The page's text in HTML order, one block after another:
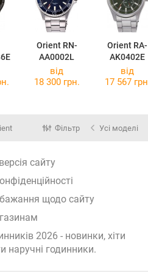
Orient RN-
AA0002L
Orient RA-
AK0402E
від
18 300 грн.
від
17 567
Фільтр Усі моделі
сайту
щодо сайту
2026 - новинки, хіти
наручні годинники.